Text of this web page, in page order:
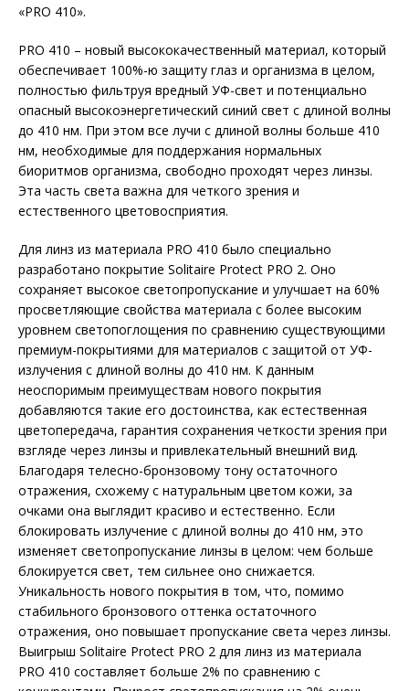
«PRO 410».
PRO 410 – новый высококачественный материал, который
обеспечивает 100%-ю защиту глаз и организма в целом,
полностью фильтруя вредный УФ-свет и потенциально
опасный высокоэнергетический синий свет с длиной волны
до 410 нм. При этом все лучи с длиной волны больше 410
нм, необходимые для поддержания нормальных
биоритмов организма, свободно проходят через линзы.
Эта часть света важна для четкого зрения и
естественного цветовосприятия.
Для линз из материала PRO 410 было специально
разработано покрытие Solitaire Protect PRO 2. Оно
сохраняет высокое светопропускание и улучшает на 60%
просветляющие свойства материала с более высоким
уровнем светопоглощения по сравнению существующими
премиум-покрытиями для материалов с защитой от УФ-
излучения с длиной волны до 410 нм. К данным
неоспоримым преимуществам нового покрытия
добавляются такие его достоинства, как естественная
цветопередача, гарантия сохранения четкости зрения при
взгляде через линзы и привлекательный внешний вид.
Благодаря телесно-бронзовому тону остаточного
отражения, схожему с натуральным цветом кожи, за
очками она выглядит красиво и естественно. Если
блокировать излучение с длиной волны до 410 нм, это
изменяет светопропускание линзы в целом: чем больше
блокируется свет, тем сильнее оно снижается.
Уникальность нового покрытия в том, что, помимо
стабильного бронзового оттенка остаточного
отражения, оно повышает пропускание света через линзы.
Выигрыш Solitaire Protect PRO 2 для линз из материала
PRO 410 составляет больше 2% по сравнению с